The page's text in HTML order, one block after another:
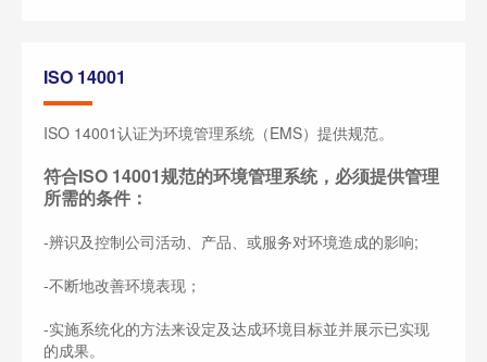
ISO 14001
ISO 14001认证为环境管理系统（EMS）提供规范。
符合ISO 14001规范的环境管理系统，必须提供管理
所需的条件：
-辨识及控制公司活动、产品、或服务对环境造成的影响;
-不断地改善环境表现；
-实施系统化的方法来设定及达成环境目标並并展示已实现
的成果。